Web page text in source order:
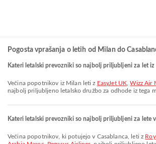
Pogosta vprašanja o letih od Milan do
Kateri letalski prevozniki so najbolj priljubljeni za let iz
Večina popotnikov iz Milan leti z EasyJet UK ,Wizz Air
najbolj priljubljeno letalsko družbo za odhode iz tega
Kateri letalski prevozniki so najbolj priljubljeni za lete v
Večina popotnikov, ki potujejo v Casablanca, leti z